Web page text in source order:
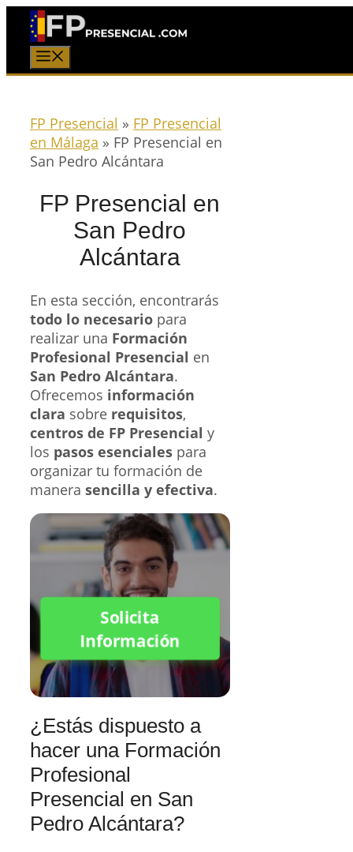
Saltar
contenido
FP Presencial » FP Presencial
en Málaga » FP Presencial en
San Pedro Alcántara
FP Presencial en
San Pedro
Alcántara
En esta sección, encontrarás
todo lo necesario para
realizar una Formación
Profesional Presencial en
San Pedro Alcántara.
Ofrecemos información
clara sobre requisitos,
centros de FP Presencial y
los pasos esenciales para
organizar tu formación de
manera sencilla y efectiva.
Solicita
Información
¿Estás dispuesto a
hacer una Formación
Profesional
Presencial en San
Pedro Alcántara?